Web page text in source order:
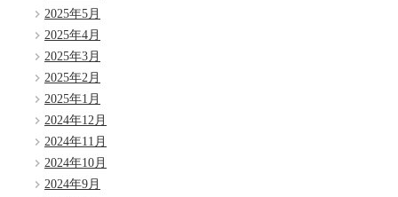
2025年5月
2025年4月
2025年3月
2025年2月
2025年1月
2024年12月
2024年11月
2024年10月
2024年9月